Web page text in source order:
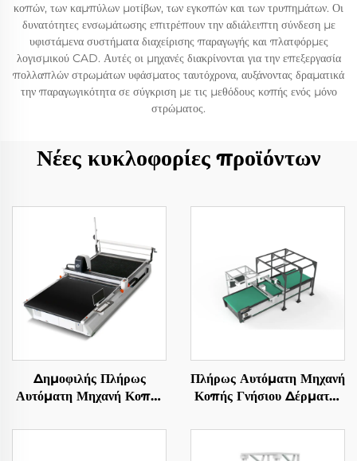
κοπών, των καμπύλων μοτίβων, των εγκοπών και των τρυπημάτων. Οι
δυνατότητες ενσωμάτωσης επιτρέπουν την αδιάλειπτη σύνδεση με
υφιστάμενα συστήματα διαχείρισης παραγωγής και πλατφόρμες
λογισμικού CAD. Αυτές οι μηχανές διακρίνονται για την επεξεργασία
πολλαπλών στρωμάτων υφάσματος ταυτόχρονα, αυξάνοντας δραματικά
την παραγωγικότητα σε σύγκριση με τις μεθόδους κοπής ενός μόνο
στρώματος.
Νέες κυκλοφορίες προϊόντων
Δημοφιλής Πλήρως
Αυτόματη Μηχανή Κοπής
Υφάσματος, Εξοπλισμός
Πλήρως Αυτόματη Μηχανή
Κοπής Γνήσιου Δέρματος
CNC